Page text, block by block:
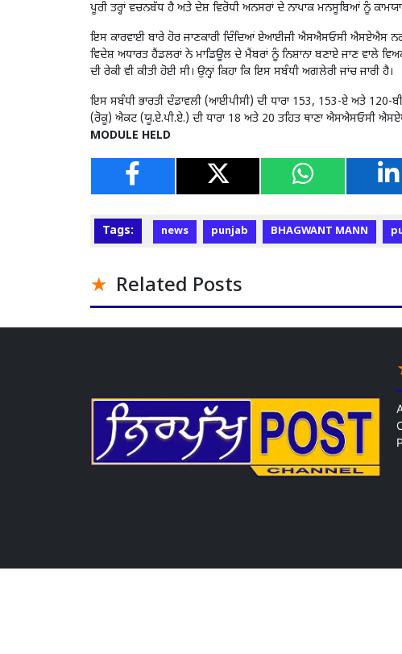
ਪੂਰੀ ਤਰ੍ਹਾਂ ਵਚਨਬੱਧ ਹੈ ਅਤੇ ਦੇਸ਼ ਵਿਰੋਧੀ ਅਨਸਰਾਂ ਦੇ ਨਾਪਾਕ ਮਨਸੂਬਿਆਂ ਨੂੰ
ਇਸ ਕਾਰਵਾਈ ਬਾਰੇ ਹੋਰ ਜਾਣਕਾਰੀ ਦਿੰਦਿਆਂ ਏਆਈਜੀ ਐਸਐਸਓਸੀ
ਵਿਦੇਸ਼ ਅਧਾਰਤ ਹੈਂਡਲਰਾਂ ਨੇ ਮਾਡਿਊਲ ਦੇ ਮੈਂਬਰਾਂ ਨੂੰ ਨਿਸ਼ਾਨਾ ਬਣਾਏ ਜਾਣ ਵਾਲੇ
ਦੀ ਰੇਕੀ ਵੀ ਕੀਤੀ ਹੋਈ ਸੀ। ਉਨ੍ਹਾਂ ਕਿਹਾ ਕਿ ਇਸ ਸਬੰਧੀ ਅਗਲੇਰੀ ਜਾਂਚ ਜਾਰੀ ਹੈ।
ਇਸ ਸਬੰਧੀ ਭਾਰਤੀ ਦੰਡਾਵਲੀ (ਆਈਪੀਸੀ) ਦੀ ਧਾਰਾ 153, 153-ਏ ਅਤੇ
(ਰੋਕੂ) ਐਕਟ (ਯੂ.ਏ.ਪੀ.ਏ.) ਦੀ ਧਾਰਾ 18 ਅਤੇ 20 ਤਹਿਤ ਥਾਣਾ ਐਸਐਸਓਸੀ
MODULE HELD
Tags: news punjab BHAGWANT MANN
Related Posts